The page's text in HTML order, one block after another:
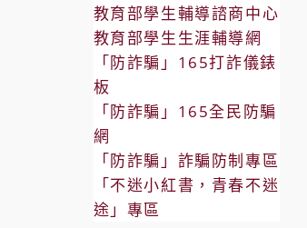
教育部學生輔導諮商中心
教育部學生生涯輔導網
「防詐騙」165打詐儀錶
板
「防詐騙」165全民防騙
網
「防詐騙」詐騙防制專區
「不迷小紅書，青春不迷
途」專區